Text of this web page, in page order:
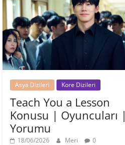
Asya Dizileri Kore Dizileri
Teach You a Lesson
Konusu | Oyuncuları |
Yorumu
18/06/2026 Meri 0